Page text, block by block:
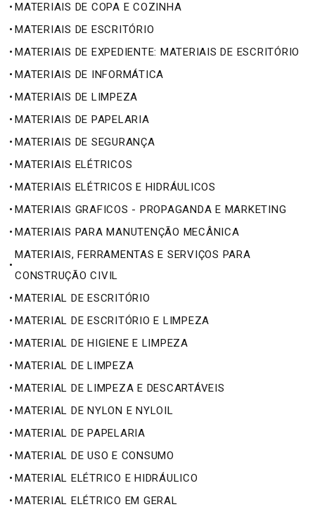
• MATERIAIS DE COPA E COZINHA
• MATERIAIS DE ESCRITÓRIO
• MATERIAIS DE EXPEDIENTE: MATERIAIS DE ESCRITÓRIO
• MATERIAIS DE INFORMÁTICA
• MATERIAIS DE LIMPEZA
• MATERIAIS DE PAPELARIA
• MATERIAIS DE SEGURANÇA
• MATERIAIS ELÉTRICOS
• MATERIAIS ELÉTRICOS E HIDRÁULICOS
• MATERIAIS GRAFICOS - PROPAGANDA E MARKETING
• MATERIAIS PARA MANUTENÇÃO MECÂNICA
•
MATERIAIS, FERRAMENTAS E SERVIÇOS PARA
CONSTRUÇÃO CIVIL
• MATERIAL DE ESCRITÓRIO
• MATERIAL DE ESCRITÓRIO E LIMPEZA
• MATERIAL DE HIGIENE E LIMPEZA
• MATERIAL DE LIMPEZA
• MATERIAL DE LIMPEZA E DESCARTÁVEIS
• MATERIAL DE NYLON E NYLOIL
• MATERIAL DE PAPELARIA
• MATERIAL DE USO E CONSUMO
• MATERIAL ELÉTRICO E HIDRÁULICO
• MATERIAL ELÉTRICO EM GERAL